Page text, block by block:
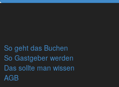
So geht das Buchen
So Gastgeber werden
Das sollte man wissen
AGB